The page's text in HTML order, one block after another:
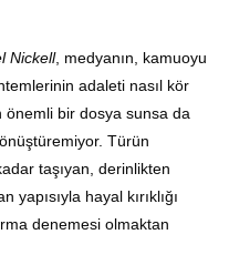
Nickell, medyanın, kamuoyu
adaleti nasıl kör
önemli bir dosya sunsa da
Türün
taşıyan, derinlikten
hayal kırıklığı
denemesi olmaktan